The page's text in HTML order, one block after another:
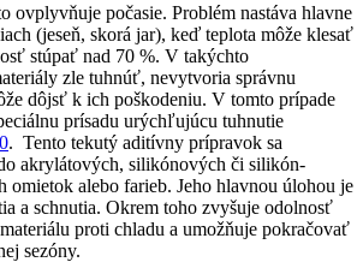
ovplyvňuje počasie. Problém nastáva hlavne
(jeseň, skorá jar), keď teplota môže klesať
stúpať nad 70 %. V takýchto
zle tuhnúť, nevytvoria správnu
dôjsť k ich poškodeniu. V tomto prípade
prísadu urýchľujúcu tuhnutie
. Tento tekutý aditívny prípravok sa
akrylátových, silikónových či silikón-
omietok alebo farieb. Jeho hlavnou úlohou je
a schnutia. Okrem toho zvyšuje odolnosť
proti chladu a umožňuje pokračovať
sezóny.